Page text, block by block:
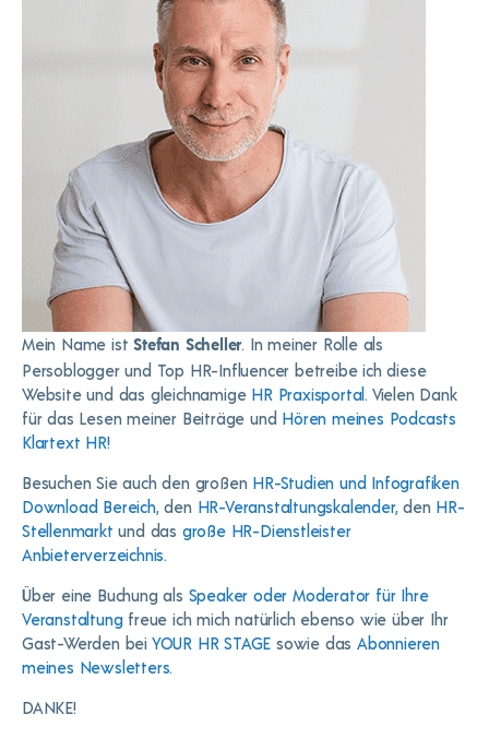
Mein Name istStefan Scheller. In meiner Rolle als
Persoblogger und Top HR-Influencer betreibe ich diese
Website und das gleichnamige HR Praxisportal . Vielen Dank
für das Lesen meiner Beiträge und Hören meines Podcasts
Klartext HR!
Besuchen Sie auch den großen HR-Studien und Infografiken
Download Bereich, den HR-Veranstaltungskalender,den HR-
Stellenmarkt und das große HR-Dienstleister
Anbieterverzeichnis.
Über eine Buchung als Speaker oder Moderator für Ihre
Veranstaltungfreue ich mich natürlich ebenso wie über Ihr
Gast-Werden bei YOUR HR STAGE sowie dasAbonnieren
meines Newsletters.
DANKE!